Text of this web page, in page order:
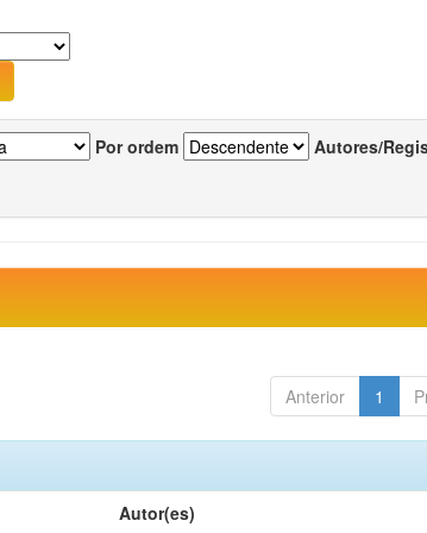
Por ordem Autores/
Anterior 1
Autor(es)